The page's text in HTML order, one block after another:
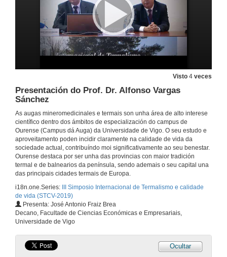
Visto 4 veces
Presentación do Prof. Dr. Alfonso Vargas
Sánchez
As augas mineromedicinales e termais son unha área de alto interese
científico dentro dos ámbitos de especialización do campus de
Ourense (Campus dá Auga) da Universidade de Vigo. O seu estudo e
aproveitamento poden incidir claramente na calidade de vida da
sociedade actual, contribuíndo moi significativamente ao seu benestar.
Ourense destaca por ser unha das provincias con maior tradición
termal e de balnearios da península, sendo ademais o seu capital una
das principais cidades termais de Europa.
i18n.one.Series:
III Simposio Internacional de Termalismo e calidade
de vida (STCV-2019)
Presenta: José Antonio Fraiz Brea
Decano, Facultade de Ciencias Económicas e Empresariais,
Universidade de Vigo
Ocultar
Apertura do Simposio Internacional de Termalismo e calidade de vida (STCV-2019)
18 de set. de 2019
A innovación nas instalacións balnearias: creatividade, deseño e novos materiais
Xacemento xeotérmico da cidade de Ourense: caracterización e aproveitamento